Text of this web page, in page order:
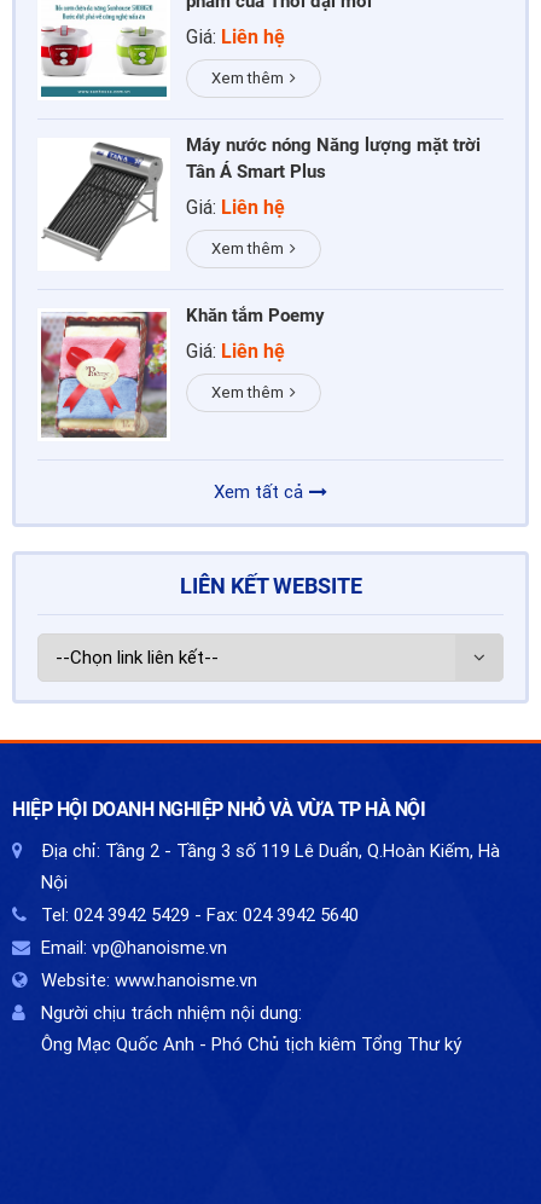
Giá: Liên hệ
Xem thêm
Máy nước nóng Năng lượng mặt trời
Tân Á Smart Plus
Giá: Liên hệ
Xem thêm
Khăn tắm Poemy
Giá: Liên hệ
Xem thêm
Xem tất cả
LIÊN KẾT WEBSITE
HIỆP HỘI DOANH NGHIỆP NHỎ VÀ VỪA TP HÀ NỘI
Địa chỉ: Tầng 2 - Tầng 3 số 119 Lê Duẩn, Q.Hoàn Kiếm, Hà
Nội
Tel: 024 3942 5429 - Fax: 024 3942 5640
Email: vp@hanoisme.vn
Website: www.hanoisme.vn
Người chịu trách nhiệm nội dung:
Ông Mạc Quốc Anh - Phó Chủ tịch kiêm Tổng Thư ký